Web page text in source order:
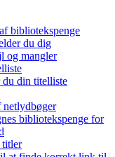
bibliotekspenge
du dig
og mangler
du din titelliste
bibliotekspenge for
titler